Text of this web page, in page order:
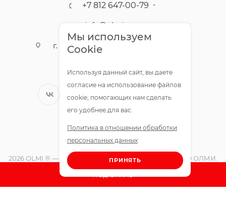
ПОД ЗАКАЗ
+7 812 647-00-79
info@olmigroup.ru
г. Санкт-Петербург, ул. Мебельная,
12,1 офис 210
2026 OLMI ® — официальный интернет-магазин ООО ОЛМИ.
Все права защищены.
Мы используем
Cookie
Используя данный сайт, вы даете
согласие на использование файлов
cookie, помогающих нам сделать
его удобнее для вас.
Политика в отношении обработки
персональных данных
ПРИНЯТЬ